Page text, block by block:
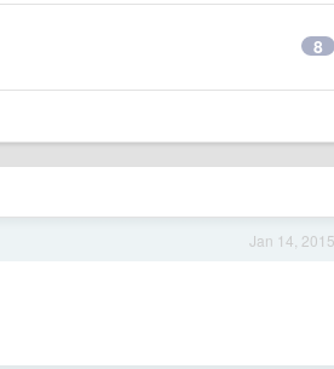
8
Jan 14, 2015